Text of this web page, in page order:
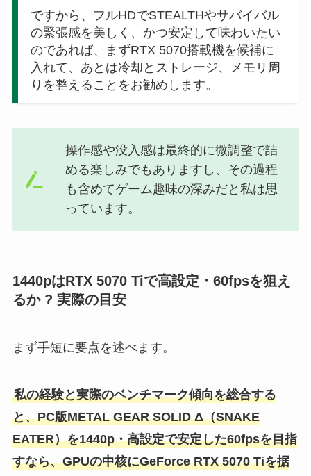
ですから、フルHDでSTEALTHやサバイバル
の緊張感を美しく、かつ安定して味わいたい
のであれば、まずRTX 5070搭載機を候補に
入れて、あとは冷却とストレージ、メモリ周
りを整えることをお勧めします。
操作感や没入感は最終的に微調整で詰
める楽しみでもありますし、その過程
も含めてゲーム趣味の深みだと私は思
っています。
1440pはRTX 5070 Tiで高設定・60fpsを狙え
るか ? 実際の目安
まず手短に要点を述べます。
私の経験と実際のベンチマーク傾向を総合する
と、PC版METAL GEAR SOLID Δ（SNAKE
EATER）を1440p・高設定で安定した60fpsを目指
すなら、GPUの中核にGeForce RTX 5070 Tiを据